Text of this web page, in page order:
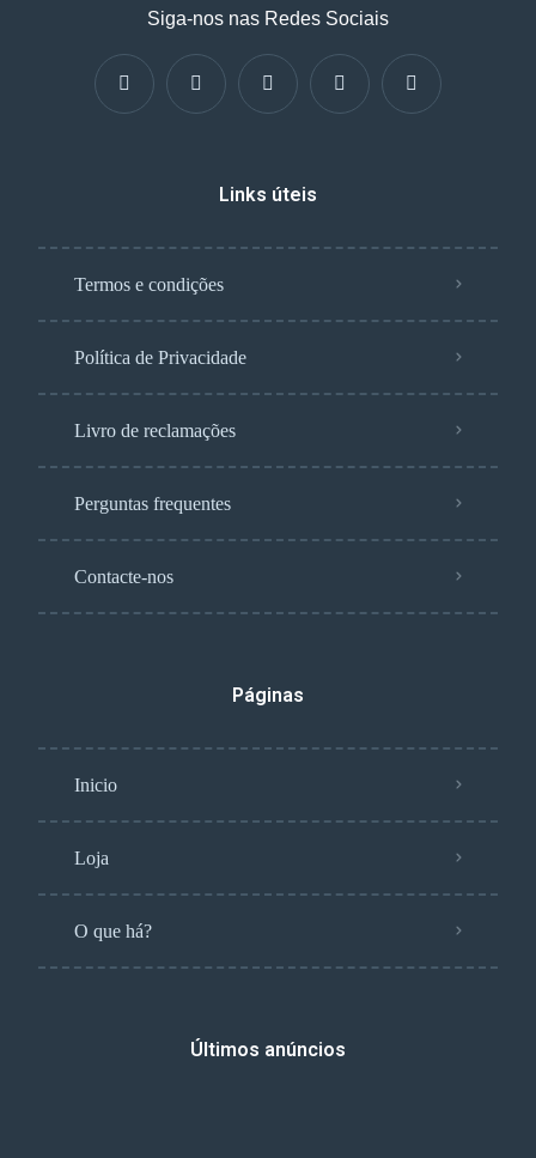
Siga-nos nas Redes Sociais
Links úteis
Termos e condições
Política de Privacidade
Livro de reclamações
Perguntas frequentes
Contacte-nos
Páginas
Inicio
Loja
O que há?
Últimos anúncios